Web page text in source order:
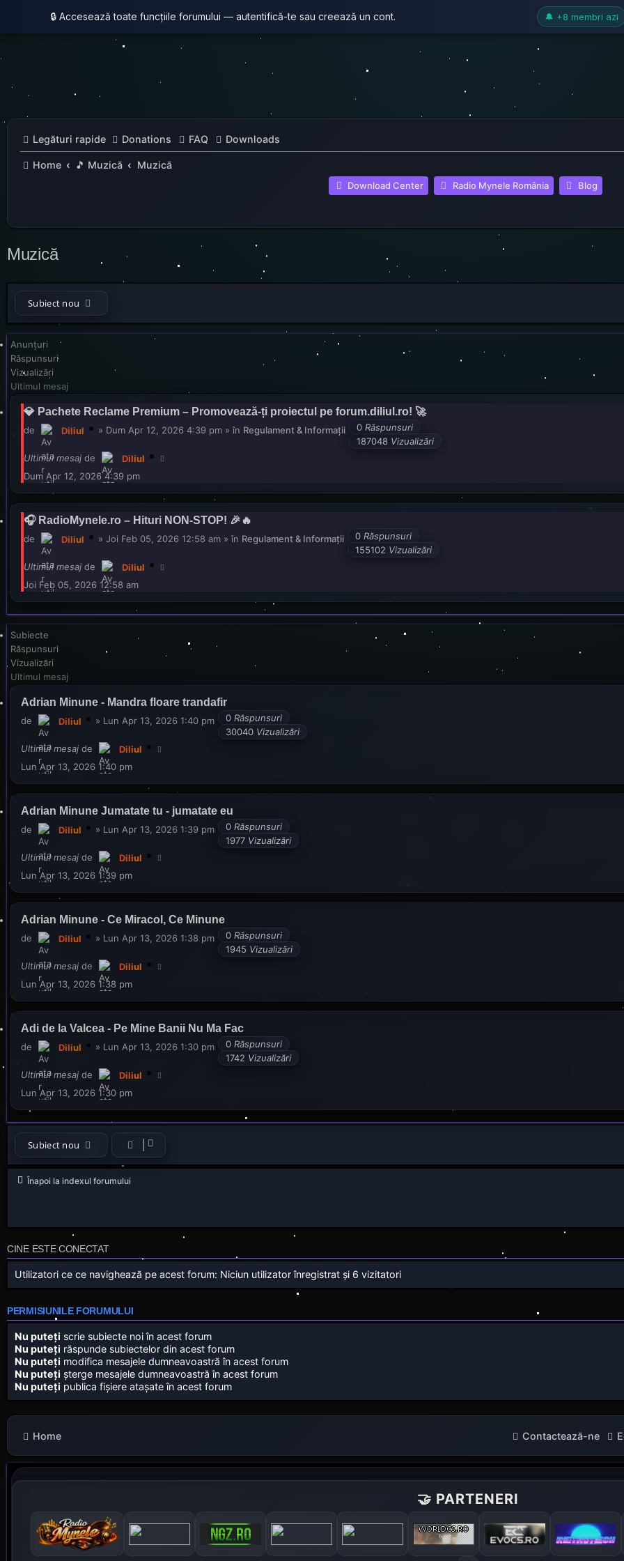
🔒 Accesează toate funcțiile forumului — autentifică-te sau creează un cont. 🔔 +8 membri azi
Legături rapide Donations FAQ Downloads
Home 🎵 Muzică Muzică
Download Center Radio Mynele România(Opens a new
Blog
Muzică
Subiect nou
Anunţuri
Răspunsuri
Vizualizări
Ultimul mesaj
💎 Pachete Reclame Premium – Promovează-ți proiectul pe forum.diliul.ro! 🚀
de Diliul » Dum Apr 12, 2026 4:39 pm » în Regulament & Informații 0 Răspunsuri
187048 Vizualizări
Ultimul mesaj de
Diliul
Dum Apr 12, 2026 4:39 pm
🎧 RadioMynele.ro – Hituri NON-STOP! 🎉🔥
de Diliul » Joi Feb 05, 2026 12:58 am » în Regulament & Informații 0 Răspunsuri
155102 Vizualizări
Ultimul mesaj de
Diliul
Joi Feb 05, 2026 12:58 am
Subiecte
Răspunsuri
Vizualizări
Ultimul mesaj
Adrian Minune - Mandra floare trandafir
de Diliul » Lun Apr 13, 2026 1:40 pm 0 Răspunsuri
30040 Vizualizări
Ultimul mesaj de
Diliul
Lun Apr 13, 2026 1:40 pm
Adrian Minune Jumatate tu - jumatate eu
de Diliul » Lun Apr 13, 2026 1:39 pm 0 Răspunsuri
1977 Vizualizări
Ultimul mesaj de
Diliul
Lun Apr 13, 2026 1:39 pm
Adrian Minune - Ce Miracol, Ce Minune
de Diliul » Lun Apr 13, 2026 1:38 pm 0 Răspunsuri
1945 Vizualizări
Ultimul mesaj de
Diliul
Lun Apr 13, 2026 1:38 pm
Adi de la Valcea - Pe Mine Banii Nu Ma Fac
de Diliul » Lun Apr 13, 2026 1:30 pm 0 Răspunsuri
1742 Vizualizări
Ultimul mesaj de
Diliul
Lun Apr 13, 2026 1:30 pm
Subiect nou
Înapoi la indexul forumului
CINE ESTE CONECTAT
Utilizatori ce ce navighează pe acest forum: Niciun utilizator înregistrat și 6 vizitatori
PERMISIUNILE FORUMULUI
Nu puteţi scrie subiecte noi în acest forum
Nu puteţi răspunde subiectelor din acest forum
Nu puteţi modifica mesajele dumneavoastră în acest forum
Nu puteţi şterge mesajele dumneavoastră în acest forum
Nu puteţi publica fişiere ataşate în acest forum
Home Contactează-ne
🤝 PARTENERI